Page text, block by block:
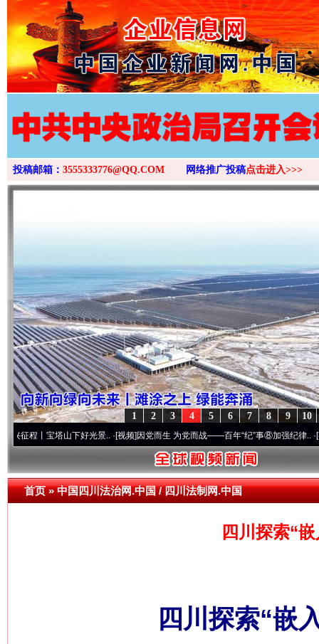
>
投稿邮箱： 3555333776@QQ.COM 网络推广投稿点击进入>>>
10
9
8
7
6
5
4
3
2
1
宝塔山下好光景..·[视频]因党而生 为党而战——百年“纪”事⑧加强纪律..·[视频]牢记
首页»中国四川法治网.中国 / 四川法制网.中国
四川探索“
四川探索“嵌